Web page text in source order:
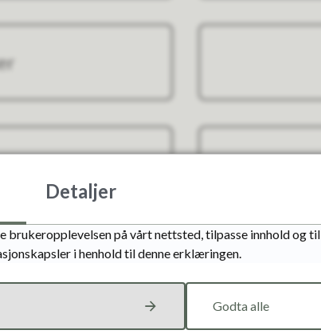
Detaljer
på vårt nettsted, tilpasse innhold og
i henhold til denne erklæringen.
Godta alle